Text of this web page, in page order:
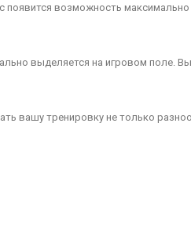
возможность максимально
выделяется на игровом поле.
вашу тренировку не только